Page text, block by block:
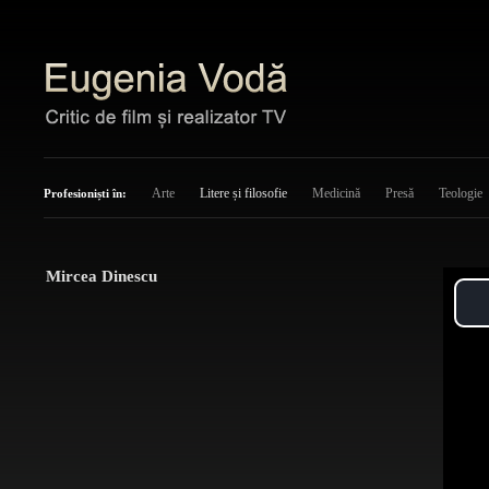
Profesioniști în: Arte Litere și filosofie Medicină Presă Teologie
Mircea Dinescu